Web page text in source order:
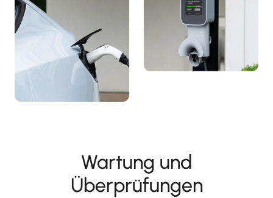
Wartung und
Überprüfungen